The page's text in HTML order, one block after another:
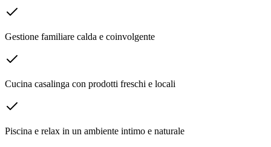
Gestione familiare calda e coinvolgente
Cucina casalinga con prodotti freschi e locali
Piscina e relax in un ambiente intimo e naturale